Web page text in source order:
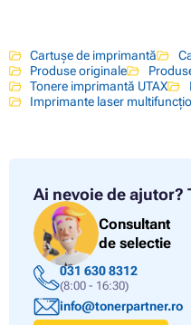
Cartușe de imprimantă
Produse originale
Tonere imprimantă UTAX
Imprimante laser
Ai nevoie de ajutor?
Consultant
de selectie
031 630 8312
(8:00 - 16:30)
info@tonerpartner.ro